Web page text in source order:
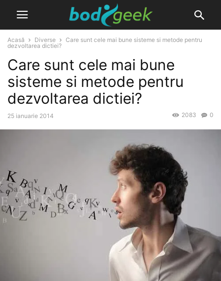
Acasă Diverse
Care sunt cele mai bune sisteme si metode pentru
dezvoltarea dictiei?
Care sunt cele mai bune
sisteme si metode pentru
dezvoltarea dictiei?
25 ianuarie 2014 0
2083